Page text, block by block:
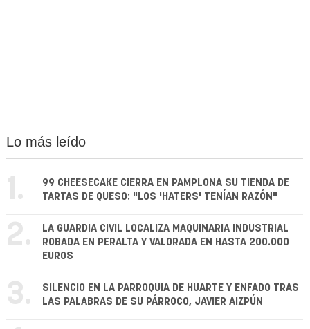
Lo más leído
1.
99 CHEESECAKE CIERRA EN PAMPLONA SU TIENDA DE
TARTAS DE QUESO: "LOS 'HATERS' TENÍAN RAZÓN"
2.
LA GUARDIA CIVIL LOCALIZA MAQUINARIA INDUSTRIAL
ROBADA EN PERALTA Y VALORADA EN HASTA 200.000
EUROS
3.
SILENCIO EN LA PARROQUIA DE HUARTE Y ENFADO TRAS
LAS PALABRAS DE SU PÁRROCO, JAVIER AIZPÚN